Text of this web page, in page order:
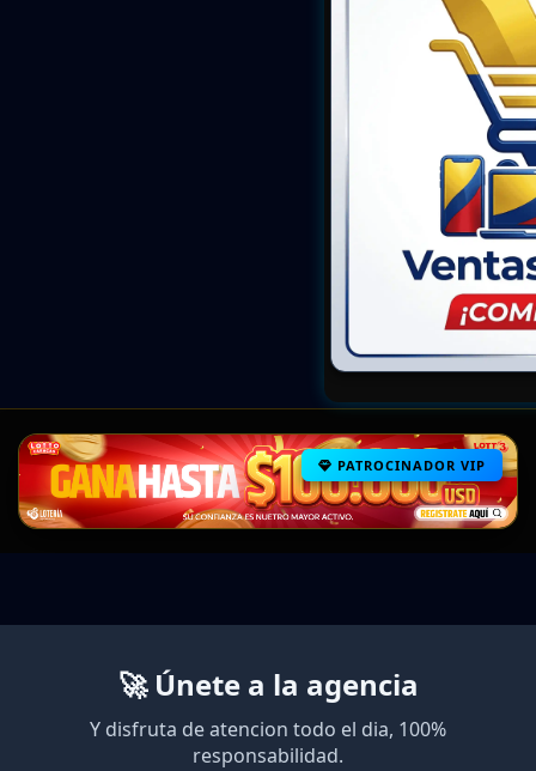
PATROCINADOR VIP
🚀 Únete a la agencia
Y disfruta de atencion todo el dia, 100%
responsabilidad.